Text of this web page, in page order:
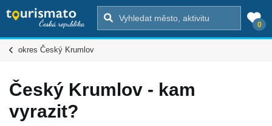
0
okres Český Krumlov
Český Krumlov - kam
vyrazit?